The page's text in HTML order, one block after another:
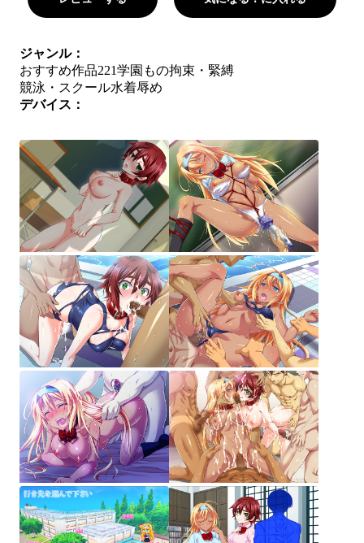
ジャンル：
おすすめ作品221学園もの拘束・緊縛
競泳・スクール水着辱め
デバイス：